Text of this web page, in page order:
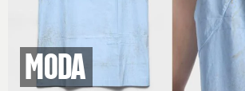
Moda